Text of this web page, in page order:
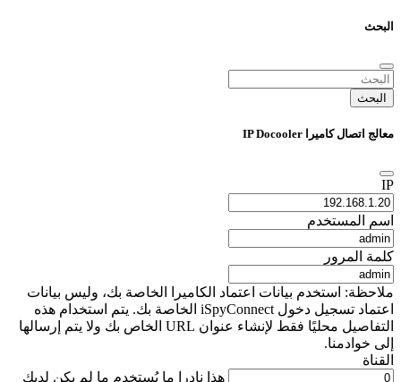
البحث
البحث
معالج اتصال كاميرا IP Docooler
IP
اسم المستخدم
كلمة المرور
ملاحظة: استخدم بيانات اعتماد الكاميرا الخاصة بك، وليس بيانات
اعتماد تسجيل دخول iSpyConnect الخاصة بك. يتم استخدام هذه
التفاصيل محليًا فقط لإنشاء عنوان URL الخاص بك ولا يتم إرسالها
إلى خوادمنا.
القناة
هذا نادرا ما يُستخدم ما لم يكن لديك